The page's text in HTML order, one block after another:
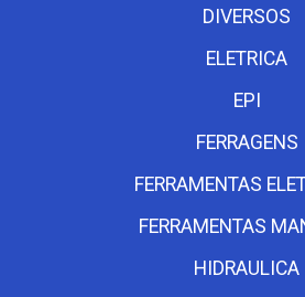
DIVERSOS
ELETRICA
EPI
FERRAGENS
FERRAMENTAS
FERRAMENTAS
HIDRAULICA